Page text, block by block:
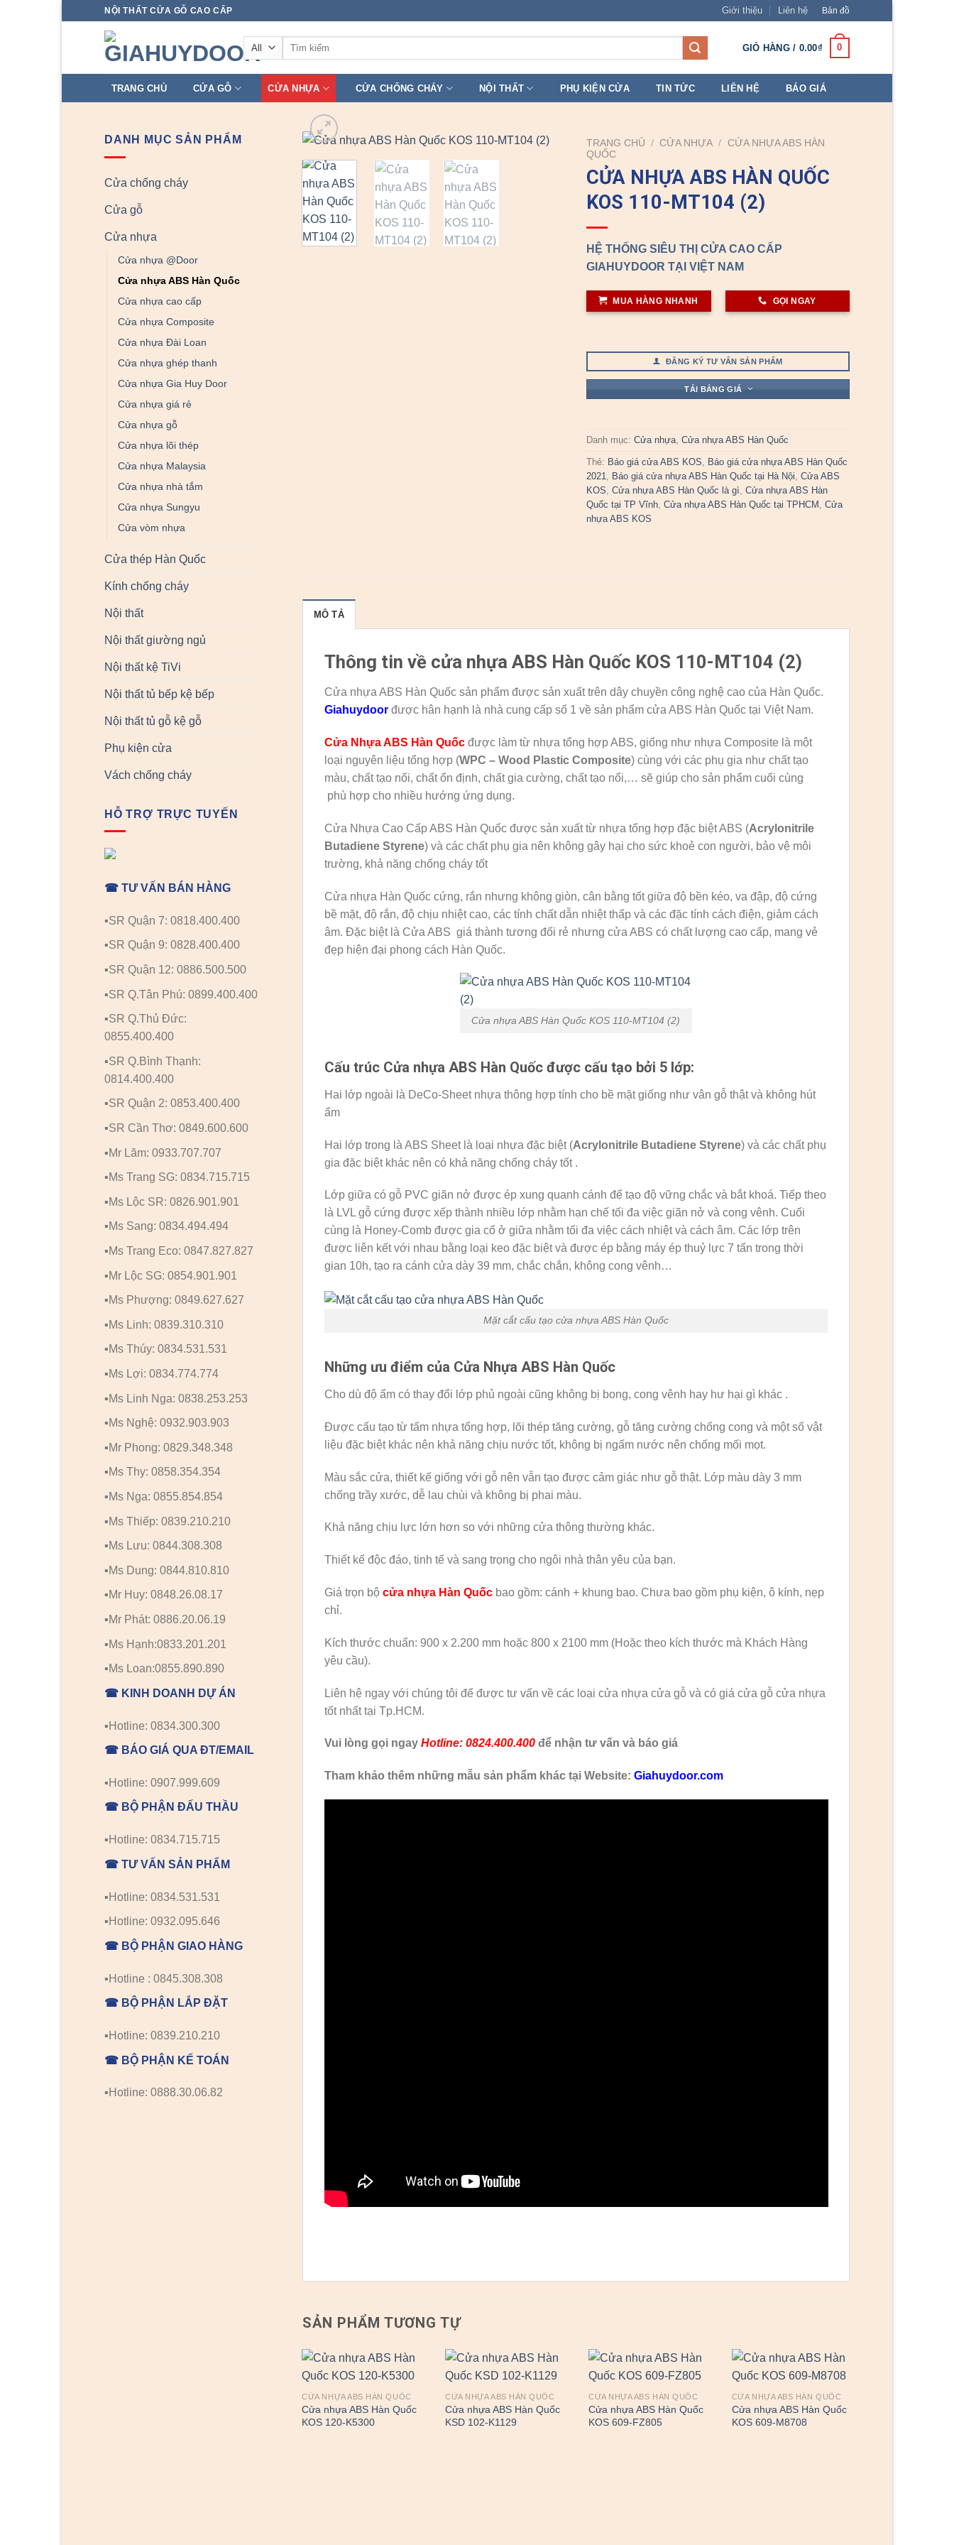
NỘI THẤT CỬA GỖ CAO CẤP Giới thiệu Liên hệ Bản đồ
Tìm
GIỎ HÀNG / 0.00₫ 0
TRANG CHỦ CỬA GỖ CỬA NHỰA CỬA CHỐNG CHÁY NỘI THẤT PHỤ KIỆN CỬA TIN TỨC LIÊN HỆ BÁO GIÁ
DANH MỤC SẢN PHẨM
Cửa chống cháy
Cửa gỗ
Cửa nhựa
Cửa nhựa @Door
Cửa nhựa ABS Hàn Quốc
Cửa nhựa cao cấp
Cửa nhựa Composite
Cửa nhựa Đài Loan
Cửa nhựa ghép thanh
Cửa nhựa Gia Huy Door
Cửa nhựa giá rẻ
Cửa nhựa gỗ
Cửa nhựa lõi thép
Cửa nhựa Malaysia
Cửa nhựa nhà tắm
Cửa nhựa Sungyu
Cửa vòm nhựa
Cửa thép Hàn Quốc
Kính chống cháy
Nội thất
Nội thất giường ngủ
Nội thất kệ TiVi
Nội thất tủ bếp kệ bếp
Nội thất tủ gỗ kệ gỗ
Phụ kiện cửa
Vách chống cháy
HỖ TRỢ TRỰC TUYẾN
☎ TƯ VẤN BÁN HÀNG
▪️SR Quận 7: 0818.400.400
▪️SR Quận 9: 0828.400.400
▪️SR Quận 12: 0886.500.500
▪️SR Q.Tân Phú: 0899.400.400
▪️SR Q.Thủ Đức:
0855.400.400
▪️SR Q.Bình Thạnh:
0814.400.400
▪️SR Quận 2: 0853.400.400
▪️SR Cần Thơ: 0849.600.600
▪️Mr Lãm: 0933.707.707
▪️Ms Trang SG: 0834.715.715
▪️Ms Lộc SR: 0826.901.901
▪️Ms Sang: 0834.494.494
▪️Ms Trang Eco: 0847.827.827
▪️Mr Lộc SG: 0854.901.901
▪️Ms Phượng: 0849.627.627
▪️Ms Linh: 0839.310.310
▪️Ms Thúy: 0834.531.531
▪️Ms Lợi: 0834.774.774
▪️Ms Linh Nga: 0838.253.253
▪️Ms Nghệ: 0932.903.903
▪️Mr Phong: 0829.348.348
▪️Ms Thy: 0858.354.354
▪️Ms Nga: 0855.854.854
▪️Ms Thiếp: 0839.210.210
▪️Ms Lưu: 0844.308.308
▪️Ms Dung: 0844.810.810
▪️Mr Huy: 0848.26.08.17
▪️Mr Phát: 0886.20.06.19
▪️Ms Hạnh:0833.201.201
▪️Ms Loan:0855.890.890
☎ KINH DOANH DỰ ÁN
▪️Hotline: 0834.300.300
☎ BÁO GIÁ QUA ĐT/EMAIL
▪️Hotline: 0907.999.609
☎ BỘ PHẬN ĐẤU THẦU
▪️Hotline: 0834.715.715
☎ TƯ VẤN SẢN PHẨM
▪️Hotline: 0834.531.531
▪️Hotline: 0932.095.646
☎ BỘ PHẬN GIAO HÀNG
▪️Hotline : 0845.308.308
☎ BỘ PHẬN LẮP ĐẶT
▪️Hotline: 0839.210.210
☎ BỘ PHẬN KẾ TOÁN
▪️Hotline: 0888.30.06.82
TRANG CHỦ / CỬA NHỰA / CỬA NHỰA ABS HÀN
QUỐC
CỬA NHỰA ABS HÀN QUỐC
KOS 110-MT104 (2)
HỆ THỐNG SIÊU THỊ CỬA CAO CẤP
GIAHUYDOOR TẠI VIỆT NAM
MUA HÀNG NHANH GỌI NGAY
ĐĂNG KÝ TƯ VẤN SẢN PHẨM
TẢI BẢNG GIÁ
Danh mục:Cửa nhựa ,Cửa nhựa ABS Hàn Quốc
Thẻ: Báo giá cửa ABS KOS
Báo giá cửa nhựa ABS Hàn Quốc
2021
Báo giá cửa nhựa ABS Hàn Quốc tại Hà Nội ,Cửa ABS
KOS ,Cửa nhựa ABS Hàn Quốc là gì ,Cửa nhựa ABS Hàn
Quốc tại TP Vĩnh ,Cửa nhựa ABS Hàn Quốc tại TPHCM ,Cửa
nhựa ABS KOS
MÔ TẢ
Thông tin về cửa nhựa ABS Hàn Quốc KOS 110-MT104 (2)
Cửa nhựa ABS Hàn Quốc sản phẩm được sản xuất trên dây chuyền công nghệ cao của Hàn Quốc.
Giahuydoorđược hân hạnh là nhà cung cấp số 1 về sản phẩm cửa ABS Hàn Quốc tại Việt Nam.
Cửa Nhựa ABS Hàn Quốcđược làm từ nhựa tổng hợp ABS, giống như nhựa Composite là một
loại nguyên liệu tổng hợp (WPC – Wood Plastic Composite) cùng với các phụ gia như chất tạo
màu, chất tạo nối, chất ổn định, chất gia cường, chất tạo nổi,… sẽ giúp cho sản phẩm cuối cùng
phù hợp cho nhiều hướng ứng dụng.
Cửa Nhựa Cao Cấp ABS Hàn Quốc được sản xuất từ nhựa tổng hợp đặc biệt ABS (Acrylonitrile
Butadiene Styrene) và các chất phụ gia nên không gây hại cho sức khoẻ con người, bảo vệ môi
trường, khả năng chống cháy tốt
Cửa nhựa Hàn Quốc cứng, rắn nhưng không giòn, cân bằng tốt giữa độ bền kéo, va đập, độ cứng
bề mặt, độ rắn, độ chịu nhiệt cao, các tính chất dẫn nhiệt thấp và các đặc tính cách điện, giảm cách
âm. Đặc biệt là Cửa ABS giá thành tương đối rẻ nhưng cửa ABS có chất lượng cao cấp, mang vẻ
đẹp hiện đại phong cách Hàn Quốc.
Cửa nhựa ABS Hàn Quốc KOS 110-MT104 (2)
Cấu trúc Cửa nhựa ABS Hàn Quốc được cấu tạo bởi 5 lớp:
Hai lớp ngoài là DeCo-Sheet nhựa thông hợp tính cho bề mặt giống như vân gỗ thật và không hút
ẩm
Hai lớp trong là ABS Sheet là loại nhựa đặc biệt (Acrylonitrile Butadiene Styrene) và các chất phụ
gia đặc biệt khác nên có khả năng chống cháy tốt .
Lớp giữa có gỗ PVC giãn nở được ép xung quanh cánh để tạo độ vững chắc và bắt khoá. Tiếp theo
là LVL gỗ cứng được xếp thành nhiều lớp nhằm hạn chế tối đa việc giãn nở và cong vênh. Cuối
cùng là Honey-Comb được gia cố ở giữa nhằm tối đa việc cách nhiệt và cách âm. Các lớp trên
được liên kết với nhau bằng loại keo đặc biệt và được ép bằng máy ép thuỷ lực 7 tấn trong thời
gian 10h, tạo ra cánh cửa dày 39 mm, chắc chắn, không cong vênh…
Mặt cắt cấu tạo cửa nhựa ABS Hàn Quốc
Những ưu điểm của Cửa Nhựa ABS Hàn Quốc
Cho dù độ ẩm có thay đổi lớp phủ ngoài cũng không bị bong, cong vênh hay hư hại gì khác .
Được cấu tạo từ tấm nhựa tổng hợp, lõi thép tăng cường, gỗ tăng cường chống cong và một số vật
liệu đặc biệt khác nên khả năng chịu nước tốt, không bị ngấm nước nên chống mối mọt.
Màu sắc cửa, thiết kế giống với gỗ nên vẫn tạo được cảm giác như gỗ thật. Lớp màu dày 3 mm
chống trầy xước, dễ lau chùi và không bị phai màu.
Khả năng chịu lực lớn hơn so với những cửa thông thường khác.
Thiết kế độc đáo, tinh tế và sang trọng cho ngôi nhà thân yêu của bạn.
Giá trọn bộ cửa nhựa Hàn Quốcbao gồm: cánh + khung bao. Chưa bao gồm phụ kiện, ô kính, nẹp
chỉ.
Kích thước chuẩn: 900 x 2.200 mm hoặc 800 x 2100 mm (Hoặc theo kích thước mà Khách Hàng
yêu cầu).
Liên hệ ngay với chúng tôi để được tư vấn về các loại cửa nhựa cửa gỗ và có giá cửa gỗ cửa nhựa
tốt nhất tại Tp.HCM.
Vui lòng gọi ngay Hotline: 0824.400.400để nhận tư vấn và báo giá
Tham khảo thêm những mẫu sản phẩm khác tại Website: Giahuydoor.com
SẢN PHẨM TƯƠNG TỰ
CỬA NHỰA ABS HÀN QUỐC
Cửa nhựa ABS Hàn Quốc
KOS 120-K5300
CỬA NHỰA ABS HÀN QUỐC
Cửa nhựa ABS Hàn Quốc
KSD 102-K1129
CỬA NHỰA ABS HÀN QUỐC
Cửa nhựa ABS Hàn Quốc
KOS 609-FZ805
CỬA NHỰA ABS HÀN QUỐC
Cửa nhựa ABS Hàn Quốc
KOS 609-M8708